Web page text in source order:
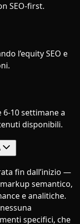
SEO-first.
l’equity SEO e
10 settimane a
disponibili.
fin dall’inizio —
semantico,
e analitiche.
specifici, che